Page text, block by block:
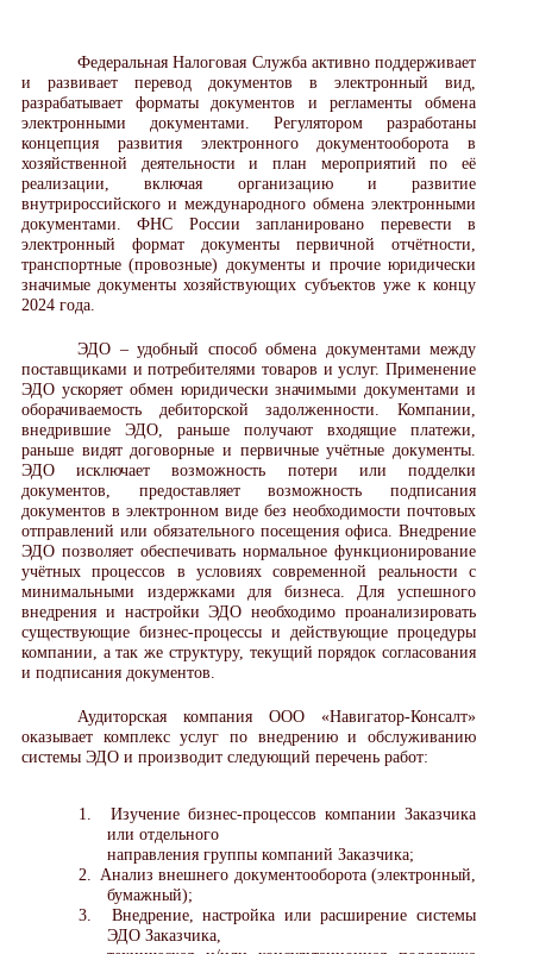
Федеральная Налоговая Служба активно поддерживает
и развивает перевод документов в электронный вид,
разрабатывает форматы документов и регламенты обмена
электронными документами. Регулятором разработаны
концепция развития электронного документооборота в
хозяйственной деятельности и план мероприятий по её
реализации, включая организацию и развитие
внутрироссийского и международного обмена электронными
документами. ФНС России запланировано перевести в
электронный формат документы первичной отчётности,
транспортные (провозные) документы и прочие юридически
значимые документы хозяйствующих субъектов уже к концу
2024 года.
ЭДО – удобный способ обмена документами между
поставщиками и потребителями товаров и услуг. Применение
ЭДО ускоряет обмен юридически значимыми документами и
оборачиваемость дебиторской задолженности. Компании,
внедрившие ЭДО, раньше получают входящие платежи,
раньше видят договорные и первичные учётные документы.
ЭДО исключает возможность потери или подделки
документов, предоставляет возможность подписания
документов в электронном виде без необходимости почтовых
отправлений или обязательного посещения офиса. Внедрение
ЭДО позволяет обеспечивать нормальное функционирование
учётных процессов в условиях современной реальности с
минимальными издержками для бизнеса. Для успешного
внедрения и настройки ЭДО необходимо проанализировать
существующие бизнес-процессы и действующие процедуры
компании, а так же структуру, текущий порядок согласования
и подписания документов.
Аудиторская компания ООО «Навигатор-Консалт»
оказывает комплекс услуг по внедрению и обслуживанию
системы ЭДО и производит следующий перечень работ:
1.
Изучение бизнес-процессов компании Заказчика
или отдельного
направления группы компаний Заказчика;
2.
Анализ внешнего документооборота (электронный,
бумажный);
3.
Внедрение, настройка или расширение системы
ЭДО Заказчика,